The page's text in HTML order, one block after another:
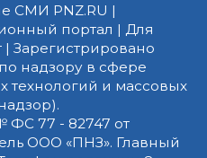
СМИ PNZ.RU |
портал | Для
| Зарегистрировано
надзору в сфере
технологий и массовых
ФС 77 - 82747 от
ООО «ПНЗ». Главный